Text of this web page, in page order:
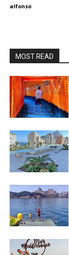
alfonso
MOST READ